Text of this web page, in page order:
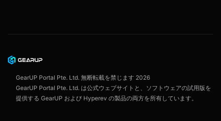
ユーザー契約
GearUP Portal Pte. Ltd. 無断転載を禁じます 2026
GearUP Portal Pte. Ltd. は公式ウェブサイトと、ソフトウェアの試用版を
提供する GearUP および Hyperev の製品の両方を所有しています。